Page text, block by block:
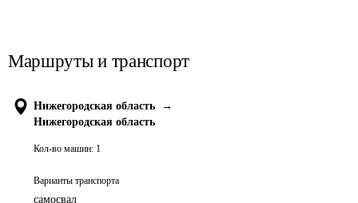
Маршруты и транспорт
Нижегородская область
→
Нижегородская область
Кол-во машин: 1
Варианты транспорта
самосвал